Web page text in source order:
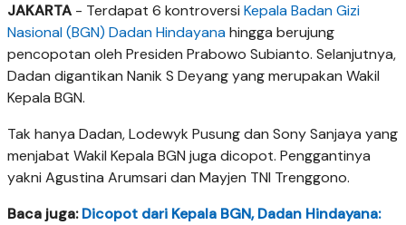
JAKARTA - Terdapat 6 kontroversi Kepala Badan Gizi
Nasional (BGN) Dadan Hindayanahingga berujung
pencopotan oleh Presiden Prabowo Subianto. Selanjutnya,
Dadan digantikan Nanik S Deyang yang merupakan Wakil
Kepala BGN.
Tak hanya Dadan, Lodewyk Pusung dan Sony Sanjaya yang
menjabat Wakil Kepala BGN juga dicopot. Penggantinya
yakni Agustina Arumsari dan Mayjen TNI Trenggono.
Baca juga:Dicopot dari Kepala BGN, Dadan Hindayana: